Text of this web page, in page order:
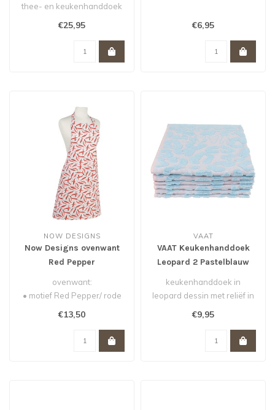
thee- en keukenhanddoek
in leopard dessin in de
€25,95 €6,95
NOW DESIGNS
Now Designs ovenwant
Red Pepper
ovenwant:
• motief Red Pepper/ rode
€13,50
VAAT
VAAT Keukenhanddoek
Leopard 2 Pastelblauw
keukenhanddoek in
leopard dessin met reliëf in
€9,95